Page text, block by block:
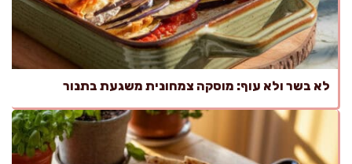
לא בשר ולא עוף: מוסקה צמחונית משגעת בתנור